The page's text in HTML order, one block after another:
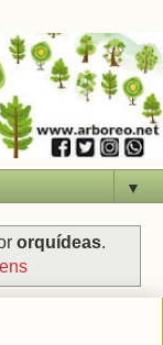
▼
orquídeas.